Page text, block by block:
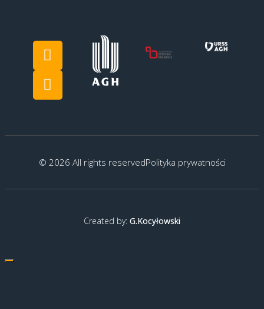
© 2026 All rights reservedPolityka prywatności
Created by: G.Kocyłowski